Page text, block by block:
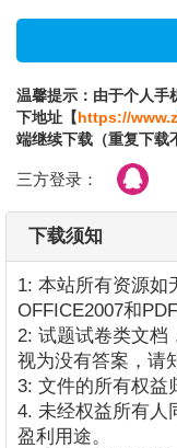
温馨提示：由于个人手
下地址【https://
端继续下载（重复下载
三方登录：
下载须知
1: 本站所有资源如
OFFICE2007和
2: 试题试卷类文档
视为没有答案，请
3: 文件的所有权益
4. 未经权益所有人
盈利用途。